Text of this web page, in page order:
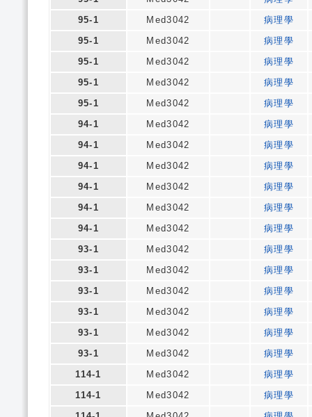
95-1
Med3042
病理學
95-1
Med3042
病理學
95-1
Med3042
病理學
95-1
Med3042
病理學
95-1
Med3042
病理學
94-1
Med3042
病理學
94-1
Med3042
病理學
94-1
Med3042
病理學
94-1
Med3042
病理學
94-1
Med3042
病理學
94-1
Med3042
病理學
93-1
Med3042
病理學
93-1
Med3042
病理學
93-1
Med3042
病理學
93-1
Med3042
病理學
93-1
Med3042
病理學
93-1
Med3042
病理學
114-1
Med3042
病理學
114-1
Med3042
病理學